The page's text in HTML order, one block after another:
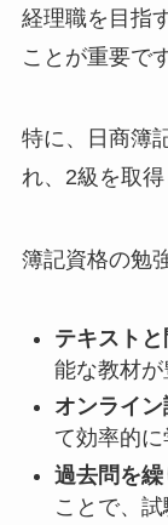
経理職を目指
ことが重要です
特に、日商簿
れ、2級を取得
簿記資格の勉
テキストと
能な教材
オンライン
て効率的に
過去問を繰
ことで、